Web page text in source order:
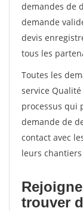
demandes de
demande
devis
tous les
Toutes les
service
processus qui
demande de
contact avec
leurs
trouver